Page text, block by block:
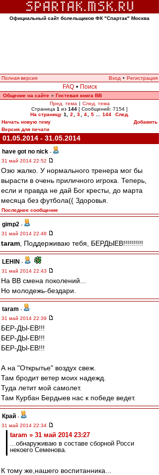
Официальный сайт болельщиков ФК "Спартак" Москва
Полная версия Вход • Регистрация
FAQ • Поиск
Общение на сайте » Гостевая книга ВВ
Пред. тема | След. тема
Страница 1 из 144 [ Сообщений: 7154 ]
На страницу 1 2 3 4 5 144
След.
Начать новую тему
Добавить
Версия для печати
01.05.2014 - 31.05.2014
have got no nick -
31 май 2014 22:52
Озю жалко. У нормального тренера мог бы
вырасти в очень приличного игрока. Теперь,
если и правда не дай Бог кресты, до марта
месяца без футбола(( Здоровья.
Последнее сообщение
gimp2 -
31 май 2014 22:48
taram , Поддерживаю тебя, БЕРДЫЕВ!!!!!!!!!!
LEHIN -
31 май 2014 22:43
На ВВ смена поколений...
Но молодежь-бездари.
taram -
31 май 2014 22:39
БЕР-ДЫ-ЕВ!!!
БЕР-ДЫ-ЕВ!!!
БЕР-ДЫ-ЕВ!!!
А на "Открытье" воздух свеж.
Там бродит ветер моих надежд.
Туда летит мой самолет.
Там Курбан Бердыев нас к победе ведет.
Край -
31 май 2014 22:34
taram » 31 май 2014 23:27
...обнаруживаю в составе сборной Росси
некоего Семенова.
К тому же,нашего воспитанника...